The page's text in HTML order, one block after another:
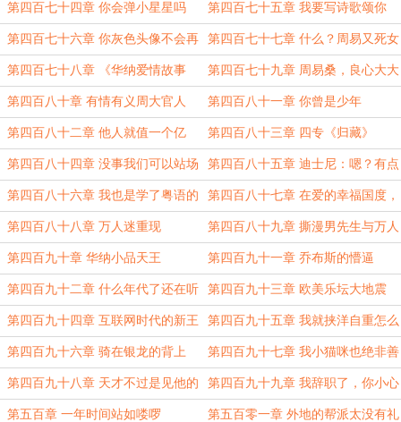
第四百七十四章 你会弹小星星吗 第四百七十五章 我要写诗歌颂你
第四百七十六章 你灰色头像不会再
跳动
第四百七十七章 什么？周易又死女
朋友了？
第四百七十八章 《华纳爱情故事
II》
第四百七十九章 周易桑，良心大大
滴有
第四百八十章 有情有义周大官人 第四百八十一章 你曾是少年
第四百八十二章 他人就值一个亿 第四百八十三章 四专《归藏》
第四百八十四章 没事我们可以站场
外
第四百八十五章 迪士尼：嗯？有点
旺啊
第四百八十六章 我也是学了粤语的 第四百八十七章 在爱的幸福国度，
你就是我唯一
第四百八十八章 万人迷重现 第四百八十九章 撕漫男先生与万人
迷小姐
第四百九十章 华纳小品天王 第四百九十一章 乔布斯的懵逼
第四百九十二章 什么年代了还在听
传统唱片
第四百九十三章 欧美乐坛大地震
第四百九十四章 互联网时代的新王 第四百九十五章 我就挟洋自重怎么
了？
第四百九十六章 骑在银龙的背上 第四百九十七章 我小猫咪也绝非善
类
第四百九十八章 天才不过是见他的
门槛
第四百九十九章 我辞职了，你小心
第五百章 一年时间站如喽啰 第五百零一章 外地的帮派太没有礼